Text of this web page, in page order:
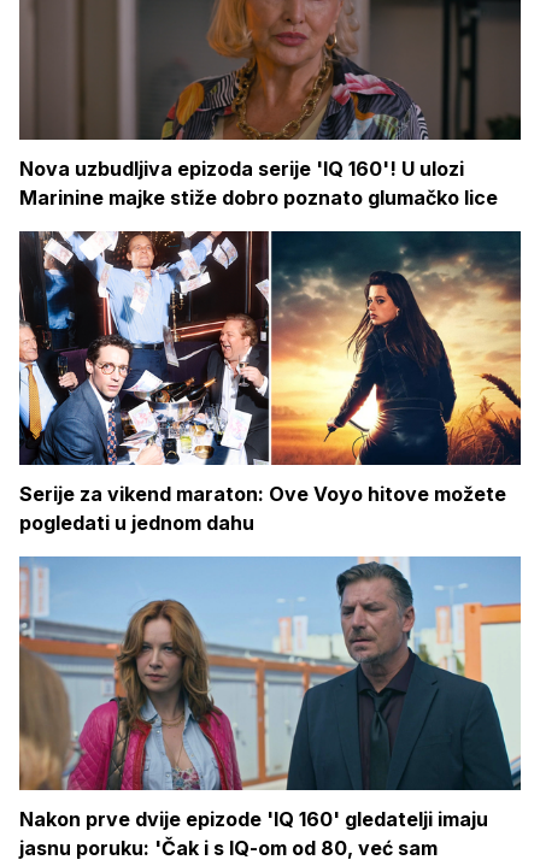
Nova uzbudljiva epizoda serije 'IQ 160'! U ulozi
Marinine majke stiže dobro poznato glumačko lice
Serije za vikend maraton: Ove Voyo hitove možete
pogledati u jednom dahu
Nakon prve dvije epizode 'IQ 160' gledatelji imaju
jasnu poruku: 'Čak i s IQ-om od 80, već sam